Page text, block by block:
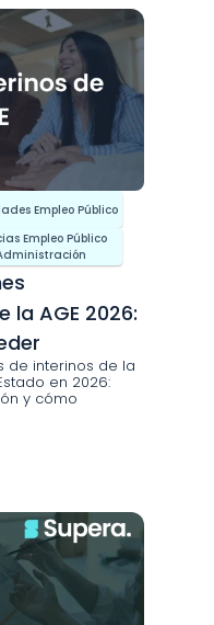
Empleo Público
Empleo Público
la AGE 2026:
de interinos de la
en 2026:
y cómo